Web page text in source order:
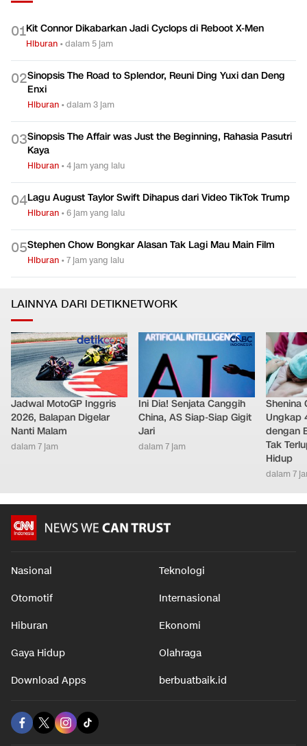
01Kit Connor Dikabarkan Jadi Cyclops di Reboot X-Men
Hiburan •dalam 5 jam
02Sinopsis The Road to Splendor, Reuni Ding Yuxi dan Deng
Enxi
Hiburan •dalam 3 jam
03Sinopsis The Affair was Just the Beginning, Rahasia Pasutri
Kaya
Hiburan •4 jam yang lalu
04Lagu August Taylor Swift Dihapus dari Video TikTok Trump
Hiburan •6 jam yang lalu
05Stephen Chow Bongkar Alasan Tak Lagi Mau Main Film
Hiburan •7 jam yang lalu
LAINNYA DARI DETIKNETWORK
Jadwal MotoGP Inggris
2026, Balapan Digelar
Nanti Malam
dalam 7 jam
Ini Dia! Senjata Canggih
China, AS Siap-Siap Gigit
Jari
dalam 7 jam
Shenina
Ungkap
dengan
Tak
Hidup
dalam 7
Nasional Teknologi
Otomotif Internasional
Hiburan Ekonomi
Gaya Hidup Olahraga
Download Apps berbuatbaik.id